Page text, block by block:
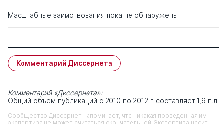
Масштабные заимствования пока не обнаружены
Комментарий Диссернета
Комментарий «Диссернета»:
Общий объем публикаций с 2010 по 2012 г. составляет 1,9 п.л.
Сообщество Диссернет напоминает, что никакая проведенная им
экспертиза не может считаться окончательной. Экспертиза носит